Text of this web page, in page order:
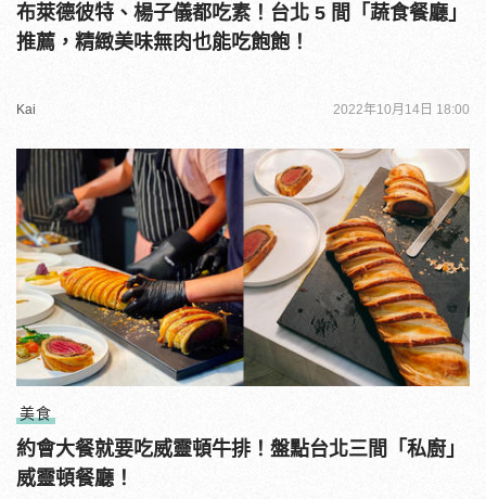
布萊德彼特、楊子儀都吃素！台北 5 間「蔬食餐廳」
推薦，精緻美味無肉也能吃飽飽！
Kai 2022年10月14日 18:00
美食
約會大餐就要吃威靈頓牛排！盤點台北三間「私廚」
威靈頓餐廳！